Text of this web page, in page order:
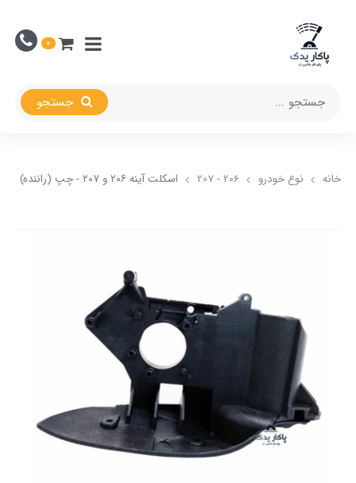
0
خانه نوع خودرو 206 - 207 اسکلت آینه ۲۰۶ و ۲۰۷ - چپ (راننده)